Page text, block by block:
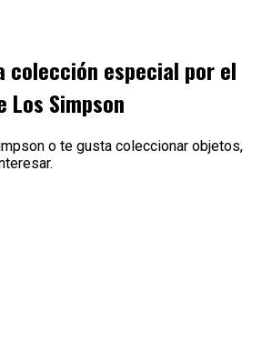
colección especial por el
Los Simpson
o te gusta coleccionar objetos,